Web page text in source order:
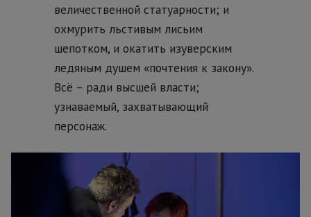
величественной статуарности; и
охмурить льстивым лисьим
шепотком, и окатить изуверским
ледяным душем «почтения к закону».
Всё – ради высшей власти;
узнаваемый, захватывающий
персонаж.